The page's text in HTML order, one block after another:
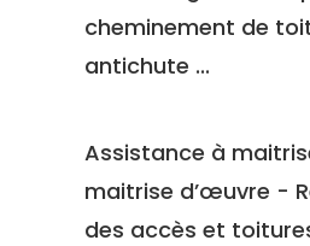
cheminement de
antichute ...
Assistance à
maitrise d’œuvre -
des accès et